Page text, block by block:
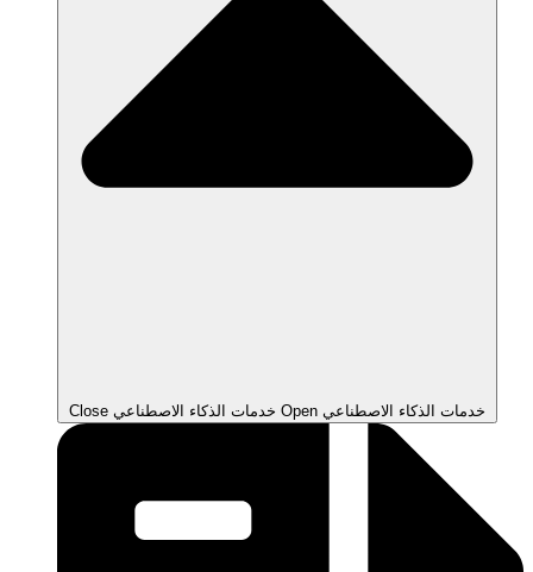
Close خدمات الذكاء الاصطناعي Open خدمات الذكاء الاصطناعي